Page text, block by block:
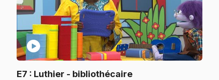
play_circle
E7 : Luthier - bibliothécaire.